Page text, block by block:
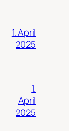
1. April
2025
1.
April
2025